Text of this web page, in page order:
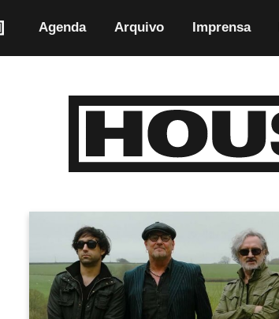
Agenda Arquivo Imprensa